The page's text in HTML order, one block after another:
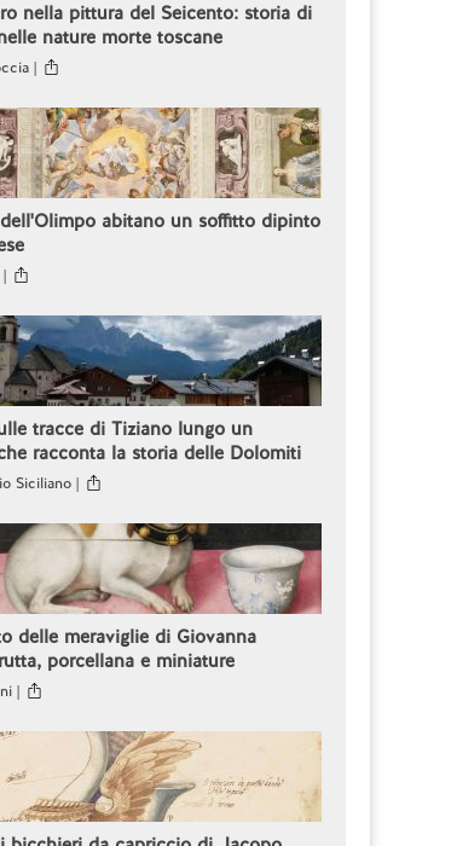
nella pittura del Seicento: storia di
nature morte toscane
|
abitano un soffitto dipinto
tracce di Tiziano lungo un
racconta la storia delle Dolomiti
Siciliano |
delle meraviglie di Giovanna
porcellana e miniature
|